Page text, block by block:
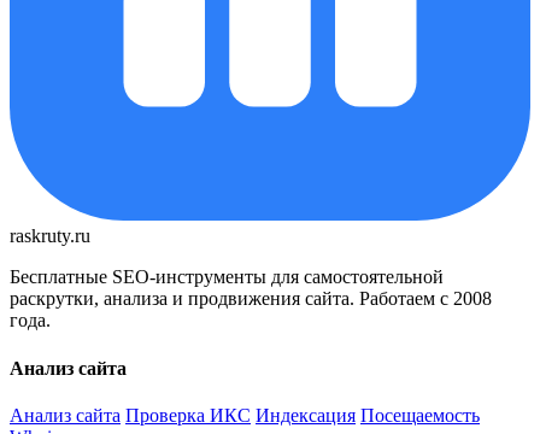
raskruty.ru
Бесплатные SEO-инструменты для самостоятельной
раскрутки, анализа и продвижения сайта. Работаем с 2008
года.
Анализ сайта
Анализ сайта Проверка ИКС Индексация Посещаемость